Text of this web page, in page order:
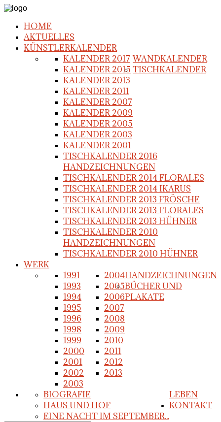
HOME
AKTUELLES
KÜNSTLERKALENDER
WANDKALENDER
KALENDER 2017
KALENDER 2015
KALENDER 2013
KALENDER 2011
KALENDER 2007
KALENDER 2009
KALENDER 2005
KALENDER 2003
KALENDER 2001
TISCHKALENDER
TISCHKALENDER 2016
HANDZEICHNUNGEN
TISCHKALENDER 2014 FLORALES
TISCHKALENDER 2014 IKARUS
TISCHKALENDER 2013 FRÖSCHE
TISCHKALENDER 2013 FLORALES
TISCHKALENDER 2013 HÜHNER
TISCHKALENDER 2010
HANDZEICHNUNGEN
TISCHKALENDER 2010 HÜHNER
WERK
HANDZEICHNUNGEN
1991
1993
1994
1995
1996
1998
1999
2000
2001
2002
2003
2004
2005
2006
2007
2008
2009
2010
2011
2012
2013
BÜCHER UND
PLAKATE
LEBEN
BIOGRAFIE
HAUS UND HOF
EINE NACHT IM SEPTEMBER...
KONTAKT